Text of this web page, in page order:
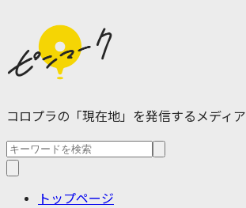
コロプラの「現在地」を発信するメディア
トップページ